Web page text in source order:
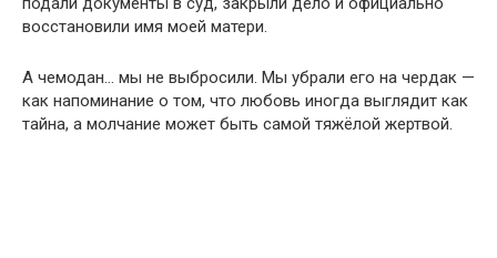
восстановили имя моей матери.
А чемодан… мы не выбросили. Мы убрали его на чердак —
как напоминание о том, что любовь иногда выглядит как
тайна, а молчание может быть самой тяжёлой жертвой.